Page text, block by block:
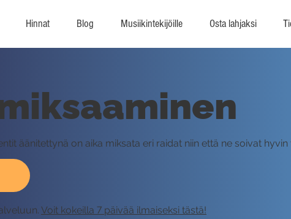
Hinnat Blog Musiikintekijöille Osta lahjaksi
äänitettynä on aika miksata eri raidat niin että ne soivat hyvin
Voit kokeilla 7 päivää ilmaiseksi tästä!